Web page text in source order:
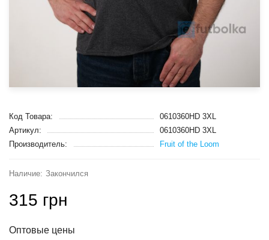
Код Товара:
0610360HD 3XL
Артикул:
0610360HD 3XL
Производитель:
Fruit of the Loom
Закончился
315 грн
Оптовые цены